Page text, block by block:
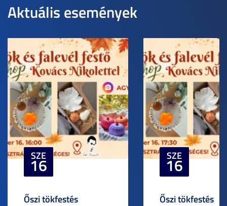
Aktuális események
SZE
16
Őszi tökfestés
SZE
16
Őszi tökfestés